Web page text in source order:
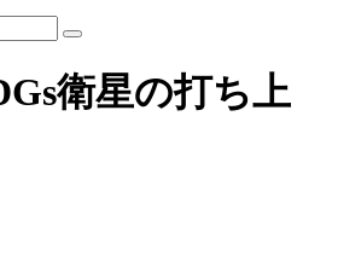
衛星の打ち上